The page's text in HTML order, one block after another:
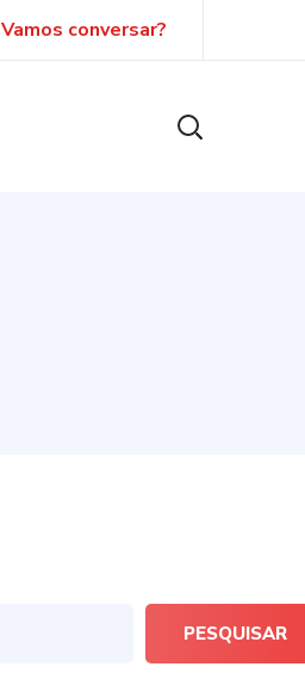
Vamos conversar?
PESQUISAR